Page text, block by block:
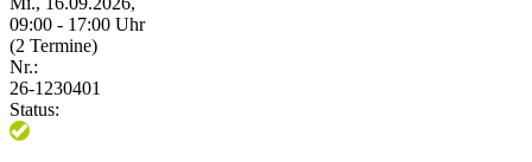
09:00 - 17:00 Uhr
(2 Termine)
Nr.:
26-1230401
Status: